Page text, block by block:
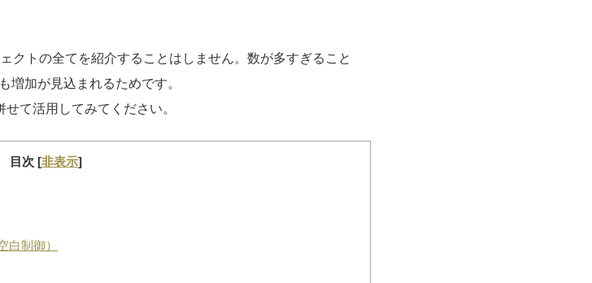
クトの全てを紹介することはしません。数が多すぎること
増加が見込まれるためです。
て活用してみてください。
目次 [非表示]
白制御）